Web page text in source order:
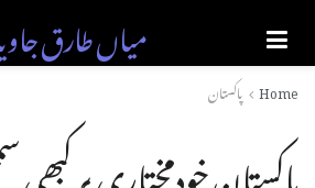
میاں طارق
Home پاکستان